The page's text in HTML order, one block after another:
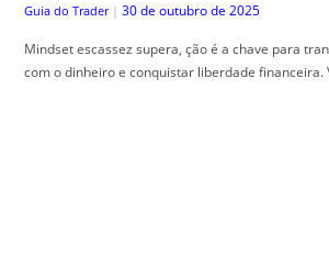
Guia do Trader | 30 de outubro de 2025
Mindset escassez supera, ção é a chave para
com o dinheiro e conquistar liberdade financeira.